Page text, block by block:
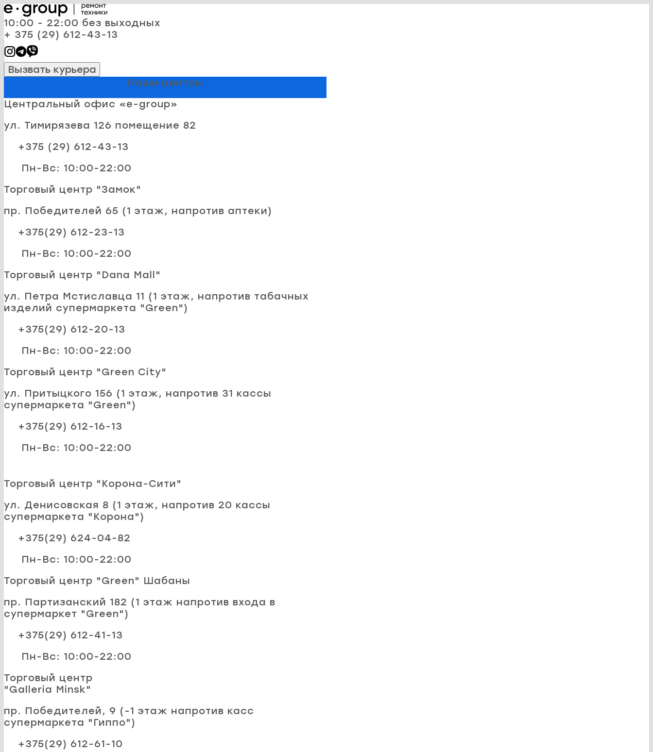
10:00 - 22:00 без выходных
+ 375 (29) 612-43-13
Вызвать курьера
Наши центры
Центральный офис «e-group»
ул. Тимирязева 126 помещение 82
+375 (29) 612-43-13
Пн-Вс: 10:00-22:00
Торговый центр "Замок"
пр. Победителей 65 (1 этаж, напротив аптеки)
+375(29) 612-23-13
Пн-Вс: 10:00-22:00
Торговый центр "Dana Mall"
ул. Петра Мстиславца 11 (1 этаж, напротив табачных
изделий супермаркета "Green")
+375(29) 612-20-13
Пн-Вс: 10:00-22:00
Торговый центр "Green City"
ул. Притыцкого 156 (1 этаж, напротив 31 кассы
супермаркета "Green")
+375(29) 612-16-13
Пн-Вс: 10:00-22:00
Торговый центр "Корона-Сити"
ул. Денисовская 8 (1 этаж, напротив 20 кассы
супермаркета "Корона")
+375(29) 624-04-82
Пн-Вс: 10:00-22:00
Торговый центр "Green" Шабаны
пр. Партизанский 182 (1 этаж напротив входа в
супермаркет "Green")
+375(29) 612-41-13
Пн-Вс: 10:00-22:00
Торговый центр
"Galleria Minsk"
пр. Победителей, 9 (-1 этаж напротив касс
супермаркета "Гиппо")
+375(29) 612-61-10